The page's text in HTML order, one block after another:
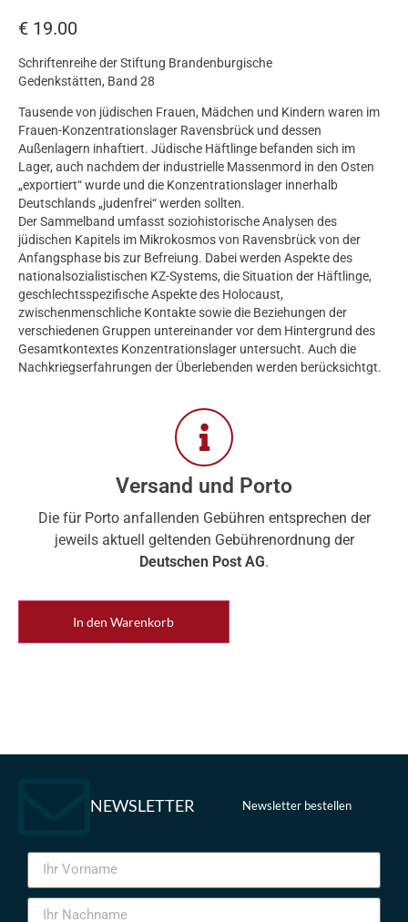
€ 19.00
Schriftenreihe der Stiftung Brandenburgische
Gedenkstätten, Band 28
Tausende von jüdischen Frauen, Mädchen und Kindern waren im
Frauen-Konzentrationslager Ravensbrück und dessen
Außenlagern inhaftiert. Jüdische Häftlinge befanden sich im
Lager, auch nachdem der industrielle Massenmord in den Osten
„exportiert“ wurde und die Konzentrationslager innerhalb
Deutschlands „judenfrei“ werden sollten.
Der Sammelband umfasst soziohistorische Analysen des
jüdischen Kapitels im Mikrokosmos von Ravensbrück von der
Anfangsphase bis zur Befreiung. Dabei werden Aspekte des
nationalsozialistischen KZ-Systems, die Situation der Häftlinge,
geschlechtsspezifische Aspekte des Holocaust,
zwischenmenschliche Kontakte sowie die Beziehungen der
verschiedenen Gruppen untereinander vor dem Hintergrund des
Gesamtkontextes Konzentrationslager untersucht. Auch die
Nachkriegserfahrungen der Überlebenden werden berücksichtgt.
Versand und Porto
Die für Porto anfallenden Gebühren entsprechen der
jeweils aktuell geltenden Gebührenordnung der
Deutschen Post AG.
In den Warenkorb
NEWSLETTER Newsletter bestellen